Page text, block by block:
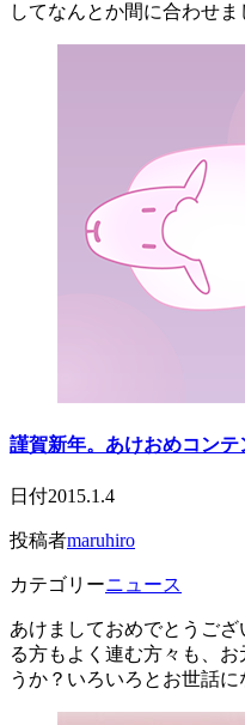
してなんとか間に合わせま
謹賀新年。あけおめコンテ
日付2015.1.4
投稿者maruhiro
カテゴリーニュース
あけましておめでとうご
る方もよく連む方々も、
うか？いろいろとお世話